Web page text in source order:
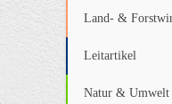
Land- &
Leitartikel
Natur & Umwelt